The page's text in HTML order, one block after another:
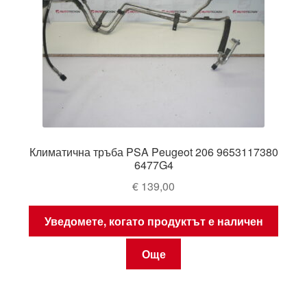
Климатична тръба PSA Peugeot 206 9653117380
6477G4
€ 139,00
Уведомете, когато продуктът е наличен
Още